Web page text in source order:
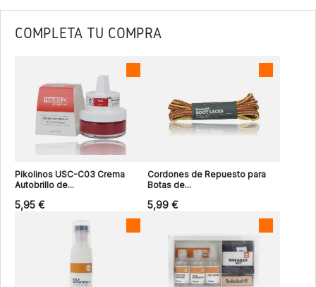
COMPLETA TU COMPRA
Pikolinos USC-C03 Crema
Autobrillo de...
5,95 €
Cordones de Repuesto para
Botas de...
5,99 €